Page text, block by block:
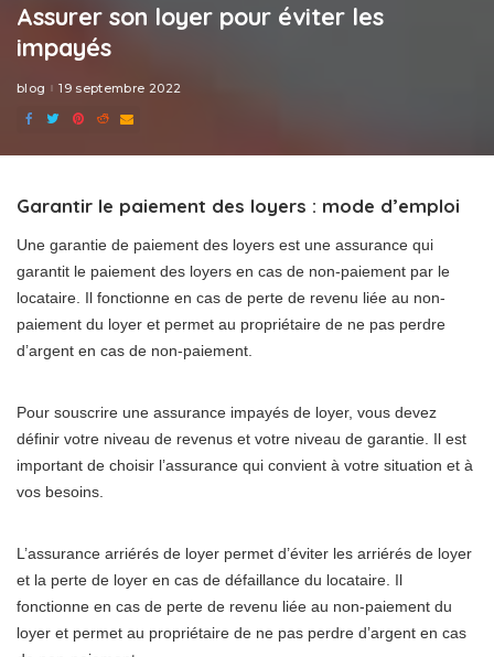
Assurer son loyer pour éviter les
impayés
blog 19 septembre 2022
Garantir le paiement des loyers : mode d’emploi
Une garantie de paiement des loyers est une assurance qui
garantit le paiement des loyers en cas de non-paiement par le
locataire. Il fonctionne en cas de perte de revenu liée au non-
paiement du loyer et permet au propriétaire de ne pas perdre
d’argent en cas de non-paiement.
Pour souscrire une assurance impayés de loyer, vous devez
définir votre niveau de revenus et votre niveau de garantie. Il est
important de choisir l’assurance qui convient à votre situation et à
vos besoins.
L’assurance arriérés de loyer permet d’éviter les arriérés de loyer
et la perte de loyer en cas de défaillance du locataire. Il
fonctionne en cas de perte de revenu liée au non-paiement du
loyer et permet au propriétaire de ne pas perdre d’argent en cas